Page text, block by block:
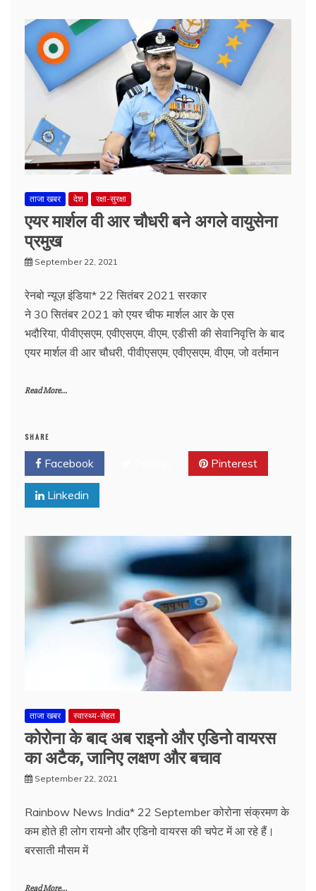
ताजा खबर देश रक्षा-सुरक्षा
एयर मार्शल वी आर चौधरी बने अगले वायुसेना
प्रमुख
September 22, 2021
रेनबो न्यूज़ इंडिया* 22 सितंबर 2021 सरकार
ने 30 सितंबर 2021 को एयर चीफ मार्शल आर के एस
भदौरिया, पीवीएसएम, एवीएसएम, वीएम, एडीसी की सेवानिवृत्ति के बाद
एयर मार्शल वी आर चौधरी, पीवीएसएम, एवीएसएम, वीएम, जो वर्तमान
Read More...
SHARE
Facebook Pinterest
Linkedin
ताजा खबर स्वास्थ्य-सेहत
कोरोना के बाद अब राइनो और एडिनो वायरस
का अटैक, जानिए लक्षण और बचाव
September 22, 2021
Rainbow News India* 22 September कोरोना संक्रमण के
कम होते ही लोग रायनो और एडिनो वायरस की चपेट में आ रहे हैं।
बरसाती मौसम में
Read More...